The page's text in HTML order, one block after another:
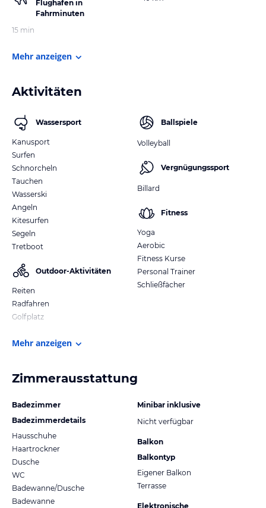
Flughafen in
Fahrminuten
15 min
Mehr anzeigen
Aktivitäten
Wassersport
Kanusport
Surfen
Schnorcheln
Tauchen
Wasserski
Angeln
Kitesurfen
Segeln
Tretboot
Outdoor-Aktivitäten
Reiten
Radfahren
Golfplatz
Ballspiele
Volleyball
Vergnügungssport
Billard
Fitness
Yoga
Aerobic
Fitness Kurse
Personal Trainer
Schließfächer
Mehr anzeigen
Zimmerausstattung
Badezimmer
Badezimmerdetails
Hausschuhe
Haartrockner
Dusche
WC
Badewanne/Dusche
Badewanne
Minibar inklusive
Nicht verfügbar
Balkon
Balkontyp
Eigener Balkon
Terrasse
Elektronische